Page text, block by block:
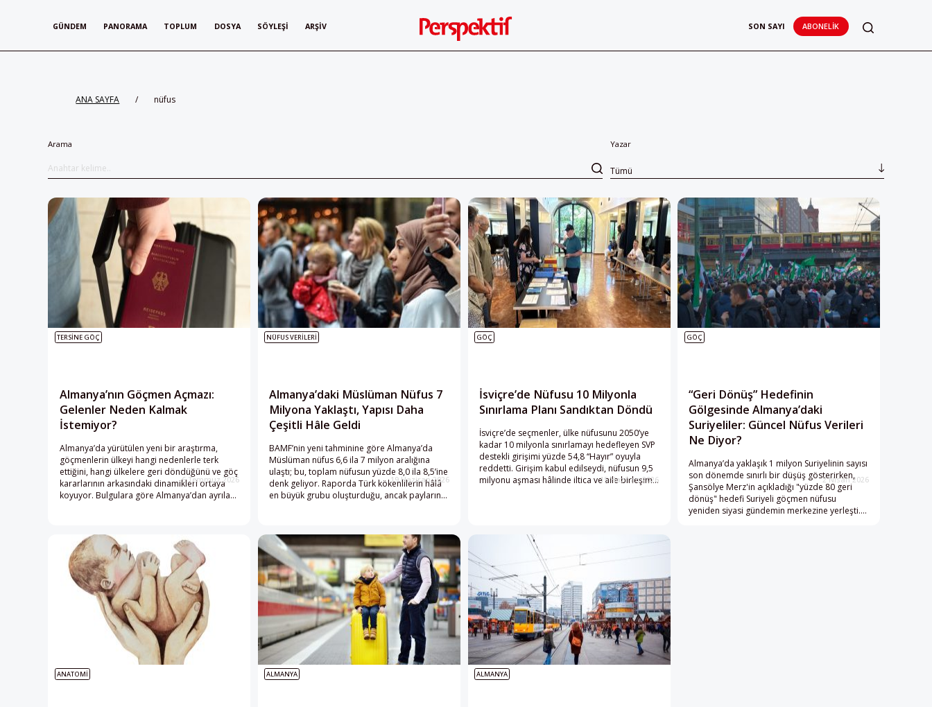
GÜNDEM PANORAMA TOPLUM DOSYA SÖYLEŞI ARŞIV SON SAYI ABONELIK
ANA SAYFA / nüfus
Arama Yazar
Tümü
Almanya’nın Göçmen Açmazı:
Gelenler Neden Kalmak
İstemiyor?
Almanya’da yürütülen yeni bir araştırma,
göçmenlerin ülkeyi hangi nedenlerle terk
ettiğini, hangi ülkelere geri döndüğünü ve göç
kararlarının arkasındaki dinamikleri ortaya
koyuyor. Bulgulara göre Almanya’dan ayrılan
TERSINE GÖÇ
6 Temmuz 2026
Almanya’daki Müslüman Nüfus 7
Milyona Yaklaştı, Yapısı Daha
Çeşitli Hâle Geldi
BAMF’nin yeni tahminine göre Almanya’da
Müslüman nüfus 6,6 ila 7 milyon aralığına
ulaştı; bu, toplam nüfusun yüzde 8,0 ila 8,5’ine
denk geliyor. Raporda Türk kökenlilerin hâlâ
en büyük grubu oluşturduğu, ancak paylarının
NÜFUS VERILERI
19 Haziran 2026
İsviçre’de Nüfusu 10 Milyonla
Sınırlama Planı Sandıktan Döndü
İsviçre’de seçmenler, ülke nüfusunu 2050’ye
kadar 10 milyonla sınırlamayı hedefleyen SVP
destekli girişimi yüzde 54,8 “Hayır” oyuyla
reddetti. Girişim kabul edilseydi, nüfusun 9,5
milyonu aşması hâlinde iltica ve aile birleşimi
GÖÇ
15 Haziran 2026
“Geri Dönüş” Hedefinin
Gölgesinde Almanya’daki
Suriyeliler: Güncel Nüfus Verileri
Ne Diyor?
Almanya’da yaklaşık 1 milyon Suriyelinin sayısı
son dönemde sınırlı bir düşüş gösterirken,
Şansölye Merz'in açıkladığı "yüzde 80 geri
dönüş" hedefi Suriyeli göçmen nüfusu
yeniden siyasi gündemin merkezine yerleşti.
GÖÇ
2 Nisan 2026
ANATOMI ALMANYA ALMANYA